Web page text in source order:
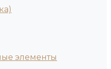
элементы